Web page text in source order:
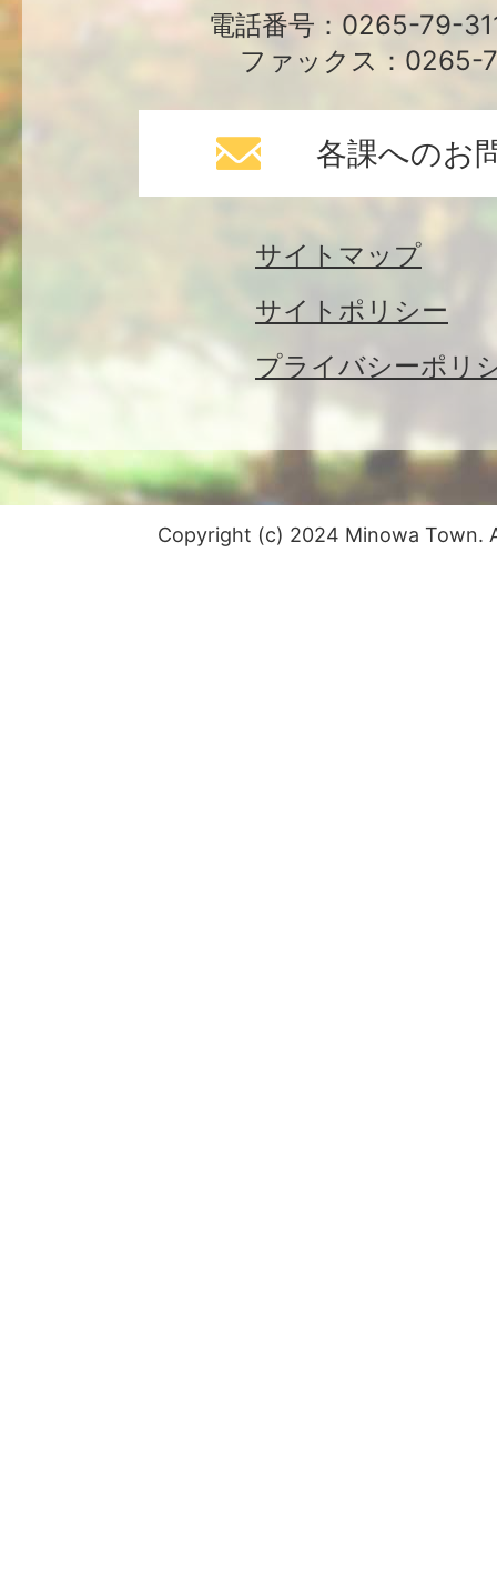
電話番号：0265-79-
ファックス：0265-
各課へのお
サイトマップ
サイトポリシー
プライバシーポリ
Copyright (c) 2024 Minowa Town.